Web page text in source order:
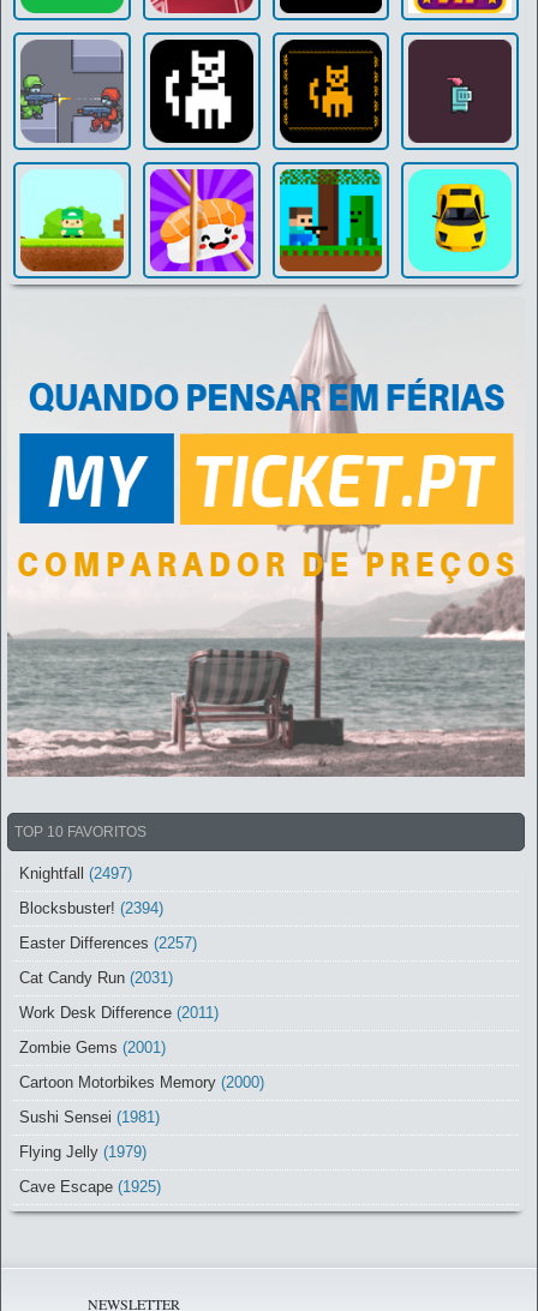
TOP 10 FAVORITOS
Knightfall (2497)
Blocksbuster! (2394)
Easter Differences (2257)
Cat Candy Run (2031)
Work Desk Difference (2011)
Zombie Gems (2001)
Cartoon Motorbikes Memory (2000)
Sushi Sensei (1981)
Flying Jelly (1979)
Cave Escape (1925)
NEWSLETTER